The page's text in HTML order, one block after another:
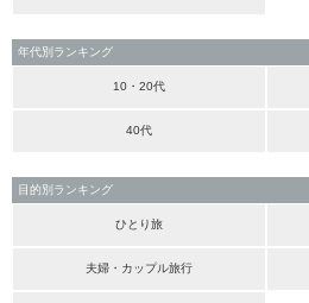
年代別ランキング
10・20代
40代
目的別ランキング
ひとり旅
夫婦・カップル旅行